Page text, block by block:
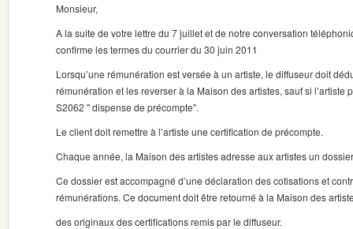
Monsieur,
A la suite de votre lettre du 7 juillet et de notre conversation
confirme les termes du courrier du 30 juin 2011
Lorsqu’une rémunération est versée à un artiste, le diffuseur doit
rémunération et les reverser à la Maison des artistes, sauf si l’artiste
S2062 " dispense de précompte".
Le client doit remettre à l’artiste une certification de précompte.
Chaque année, la Maison des artistes adresse aux artistes un
Ce dossier est accompagné d’une déclaration des cotisations et
rémunérations. Ce document doit être retourné à la Maison des
des originaux des certifications remis par le diffuseur.